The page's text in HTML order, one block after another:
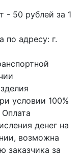
- 50 рублей за 1
по адресу: г.
условии 100%
денег на
возможна
заказчика за